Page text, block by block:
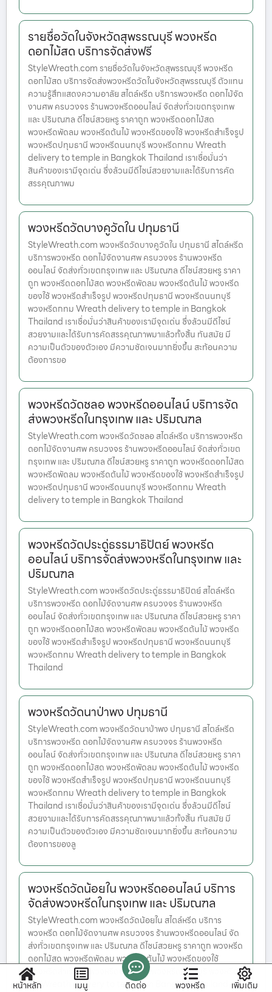
รายชื่อวัดในจังหวัดสุพรรณบุรี พวงหรีด
ดอกไม้สด บริการจัดส่งฟรี
StyleWreath.com รายชื่อวัดในจังหวัดสุพรรณบุรี พวงหรีด
ดอกไม้สด บริการจัดส่งพวงหรีดวัดในจังหวัดสุพรรณบุรี ตัวแทน
ความรู้สึกแสดงความอาลัย สไตล์หรีด บริการพวงหรีด ดอกไม้จัด
งานศพ ครบวงจร ร้านพวงหรีดออนไลน์ จัดส่งทั่วเขตกรุงเทพ
และ ปริมณฑล ดีไซน์สวยหรู ราคาถูก พวงหรีดดอกไม้สด
พวงหรีดพัดลม พวงหรีดต้นไม้ พวงหรีดของใช้ พวงหรีดสำเร็จรูป
พวงหรีดปทุมธานี พวงหรีดนนทบุรี พวงหรีดกทม Wreath
delivery to temple in Bangkok Thailand เราเชื่อมั่นว่า
สินค้าของเรามีจุดเด่น ซึ่งล้วนมีดีไซน์สวยงามและได้รับการคัด
สรรคุณภาพม
พวงหรีดวัดบางคูวัดใน ปทุมธานี
StyleWreath.com พวงหรีดวัดบางคูวัดใน ปทุมธานี สไตล์หรีด
บริการพวงหรีด ดอกไม้จัดงานศพ ครบวงจร ร้านพวงหรีด
ออนไลน์ จัดส่งทั่วเขตกรุงเทพ และ ปริมณฑล ดีไซน์สวยหรู ราคา
ถูก พวงหรีดดอกไม้สด พวงหรีดพัดลม พวงหรีดต้นไม้ พวงหรีด
ของใช้ พวงหรีดสำเร็จรูป พวงหรีดปทุมธานี พวงหรีดนนทบุรี
พวงหรีดกทม Wreath delivery to temple in Bangkok
Thailand เราเชื่อมั่นว่าสินค้าของเรามีจุดเด่น ซึ่งล้วนมีดีไซน์
สวยงามและได้รับการคัดสรรคุณภาพมาแล้วทั้งสิ้น ทันสมัย มี
ความเป็นตัวของตัวเอง มีความชัดเจนมากยิ่งขึ้น สะท้อนความ
ต้องการขอ
พวงหรีดวัดชลอ พวงหรีดออนไลน์ บริการจัด
ส่งพวงหรีดในกรุงเทพ และ ปริมณฑล
StyleWreath.com พวงหรีดวัดชลอ สไตล์หรีด บริการพวงหรีด
ดอกไม้จัดงานศพ ครบวงจร ร้านพวงหรีดออนไลน์ จัดส่งทั่วเขต
กรุงเทพ และ ปริมณฑล ดีไซน์สวยหรู ราคาถูก พวงหรีดดอกไม้สด
พวงหรีดพัดลม พวงหรีดต้นไม้ พวงหรีดของใช้ พวงหรีดสำเร็จรูป
พวงหรีดปทุมธานี พวงหรีดนนทบุรี พวงหรีดกทม Wreath
delivery to temple in Bangkok Thailand
พวงหรีดวัดประดู่ธรรมาธิปัตย์ พวงหรีด
ออนไลน์ บริการจัดส่งพวงหรีดในกรุงเทพ และ
ปริมณฑล
StyleWreath.com พวงหรีดวัดประดู่ธรรมาธิปัตย์ สไตล์หรีด
บริการพวงหรีด ดอกไม้จัดงานศพ ครบวงจร ร้านพวงหรีด
ออนไลน์ จัดส่งทั่วเขตกรุงเทพ และ ปริมณฑล ดีไซน์สวยหรู ราคา
ถูก พวงหรีดดอกไม้สด พวงหรีดพัดลม พวงหรีดต้นไม้ พวงหรีด
ของใช้ พวงหรีดสำเร็จรูป พวงหรีดปทุมธานี พวงหรีดนนทบุรี
พวงหรีดกทม Wreath delivery to temple in Bangkok
Thailand
พวงหรีดวัดนาป่าพง ปทุมธานี
StyleWreath.com พวงหรีดวัดนาป่าพง ปทุมธานี สไตล์หรีด
บริการพวงหรีด ดอกไม้จัดงานศพ ครบวงจร ร้านพวงหรีด
ออนไลน์ จัดส่งทั่วเขตกรุงเทพ และ ปริมณฑล ดีไซน์สวยหรู ราคา
ถูก พวงหรีดดอกไม้สด พวงหรีดพัดลม พวงหรีดต้นไม้ พวงหรีด
ของใช้ พวงหรีดสำเร็จรูป พวงหรีดปทุมธานี พวงหรีดนนทบุรี
พวงหรีดกทม Wreath delivery to temple in Bangkok
Thailand เราเชื่อมั่นว่าสินค้าของเรามีจุดเด่น ซึ่งล้วนมีดีไซน์
สวยงามและได้รับการคัดสรรคุณภาพมาแล้วทั้งสิ้น ทันสมัย มี
ความเป็นตัวของตัวเอง มีความชัดเจนมากยิ่งขึ้น สะท้อนความ
ต้องการของลู
พวงหรีดวัดน้อยใน พวงหรีดออนไลน์ บริการ
จัดส่งพวงหรีดในกรุงเทพ และ ปริมณฑล
StyleWreath.com พวงหรีดวัดน้อยใน สไตล์หรีด บริการ
พวงหรีด ดอกไม้จัดงานศพ ครบวงจร ร้านพวงหรีดออนไลน์ จัด
ส่งทั่วเขตกรุงเทพ และ ปริมณฑล ดีไซน์สวยหรู ราคาถูก พวงหรีด
ดอกไม้สด พวงหรีดพัดลม พวงหรีดต้นไม้ พวงหรีดของใช้
พวงหรีดสำเร็จรูป พวงหรีดปทุมธานี พวงหรีดนนทบุรี พวงหรีดก
ทม Wreath delivery to temple in Bangkok Thailand
หน้าหลัก เมนู ติดต่อ พวงหรีด เพิ่มเติม